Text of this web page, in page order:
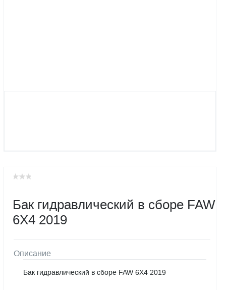
Бак гидравлический в сборе FAW
6X4 2019
Описание
Бак гидравлический в сборе FAW 6X4 2019